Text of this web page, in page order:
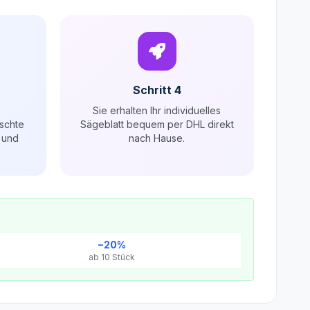
Schritt 4
Sie erhalten Ihr individuelles
Sägeblatt bequem per DHL direkt
nach Hause.
−20%
ab 10 Stück